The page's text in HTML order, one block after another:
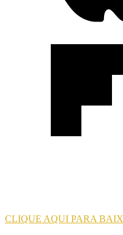
CLIQUE AQUI PARA